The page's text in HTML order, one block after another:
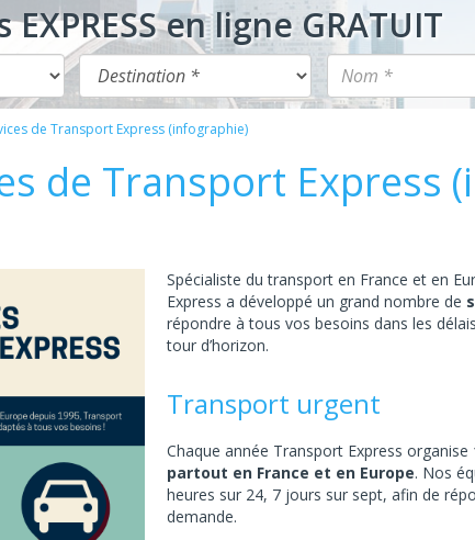
de Transport Express (infographie)
de Transport Express
Spécialiste du transport en France et en
Express a développé un grand nombre de
répondre à tous vos besoins dans les
tour d’horizon.
Transport urgent
Chaque année Transport Express organise
partout en France et en Europe. Nos
heures sur 24, 7 jours sur sept, afin de
demande.
en ligne GRATUIT